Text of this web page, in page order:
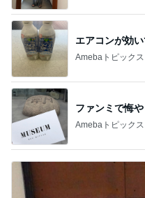
エアコンが効
Amebaトピックス
ファンミで悔
Amebaトピックス